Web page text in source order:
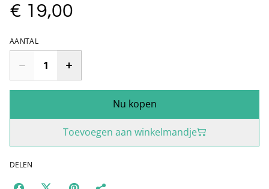
€ 19,00
AANTAL
Nu kopen
Toevoegen aan winkelmandje
DELEN